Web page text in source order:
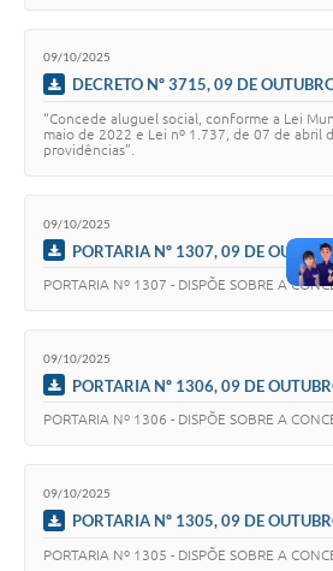
09/10/2025
DECRETO Nº 3715, 09 DE
“Concede aluguel social, conforme a Lei
maio de 2022 e Lei nº 1.737, de 07 de abril
providências”.
09/10/2025
PORTARIA Nº 1307, 09 DE
PORTARIA Nº 1307 - DISPÕE SOBRE A
09/10/2025
PORTARIA Nº 1306, 09 DE
PORTARIA Nº 1306 - DISPÕE SOBRE A
09/10/2025
PORTARIA Nº 1305, 09 DE
PORTARIA Nº 1305 - DISPÕE SOBRE A